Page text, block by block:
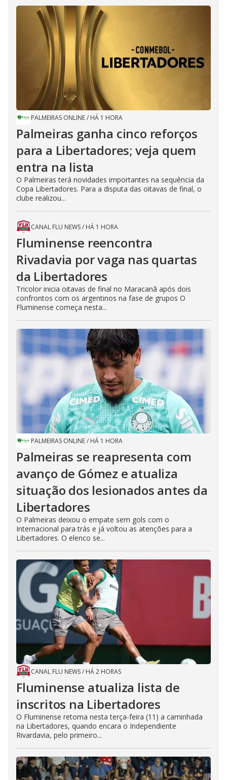
PALMEIRAS ONLINE/ HÁ 1 HORA
Palmeiras ganha cinco reforços
para a Libertadores; veja quem
entra na lista
O Palmeiras terá novidades importantes na sequência da
Copa Libertadores. Para a disputa das oitavas de final, o
clube realizou...
CANAL FLU NEWS/ HÁ 1 HORA
Fluminense reencontra
Rivadavia por vaga nas quartas
da Libertadores
Tricolor inicia oitavas de final no Maracanã após dois
confrontos com os argentinos na fase de grupos O
Fluminense começa nesta...
PALMEIRAS ONLINE/ HÁ 1 HORA
Palmeiras se reapresenta com
avanço de Gómez e atualiza
situação dos lesionados antes da
Libertadores
O Palmeiras deixou o empate sem gols com o
Internacional para trás e já voltou as atenções para a
Libertadores. O elenco se...
CANAL FLU NEWS/ HÁ 2 HORAS
Fluminense atualiza lista de
inscritos na Libertadores
O Fluminense retoma nesta terça-feira (11) a caminhada
na Libertadores, quando encara o Independiente
Rivardavia, pelo primeiro...